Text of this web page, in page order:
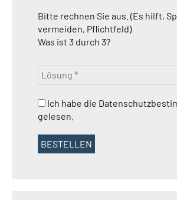
Bitte rechnen Sie aus. (Es hilft,
vermeiden, Pflichtfeld)
Was ist 3 durch 3?
Ich habe die
gelesen.